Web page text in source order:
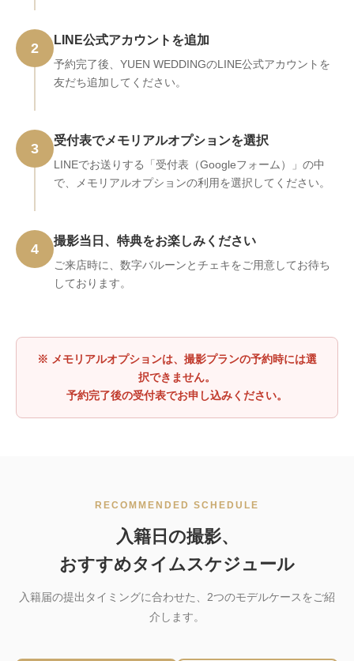
2
LINE公式アカウントを追加
予約完了後、YUEN WEDDINGのLINE公式アカウントを
友だち追加してください。
3
受付表でメモリアルオプションを選択
LINEでお送りする「受付表（Googleフォーム）」の中
で、メモリアルオプションの利用を選択してください。
4
撮影当日、特典をお楽しみください
ご来店時に、数字バルーンとチェキをご用意してお待ち
しております。
※ メモリアルオプションは、撮影プランの予約時には選
択できません。
予約完了後の受付表でお申し込みください。
RECOMMENDED SCHEDULE
入籍日の撮影、
おすすめタイムスケジュール
入籍届の提出タイミングに合わせた、2つのモデルケースをご紹
介します。